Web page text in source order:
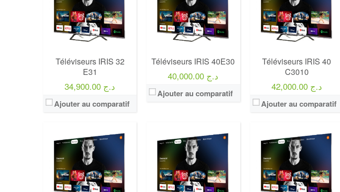
Téléviseurs IRIS 32
E31
34,900.00 د.ج
Ajouter au comparatif
Téléviseurs IRIS 40E30
40,000.00 د.ج
Ajouter au comparatif
Téléviseurs IRIS 40
C3010
42,000.00 د.ج
Ajouter au comparatif
Définition:UHD TV
View Details →
Définition:UHD TV
View Details →
Définition:UHD TV
View Details →
Marque:
LG
Prix:
75000
Définition:UHD TV
View Details →
Marque:
LG
Prix:
75000
Définition:UHD TV
View Details →
Marque:LG
Prix:75000
Définition:UHD TV
View Details →